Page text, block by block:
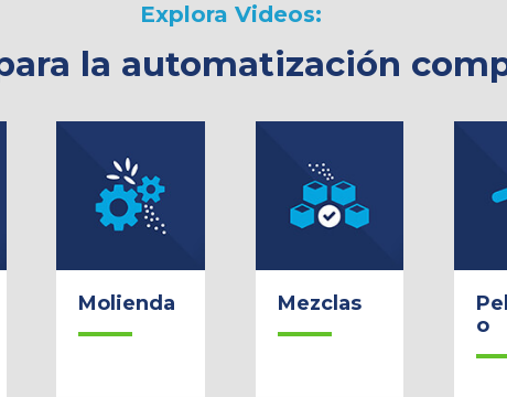
Explora Videos:
la automatización
Molienda Mezclas
o